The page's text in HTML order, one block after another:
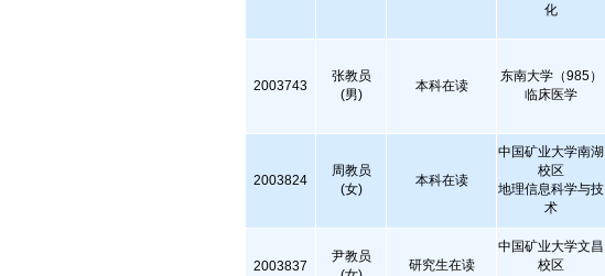
化
2003743
张教员
(男)
本科在读
东南大学（985）
临床医学
2003824
周教员
(女)
本科在读
中国矿业大学南湖
校区
地理信息科学与技
术
2003837
尹教员
研究生在读
中国矿业大学文昌
校区